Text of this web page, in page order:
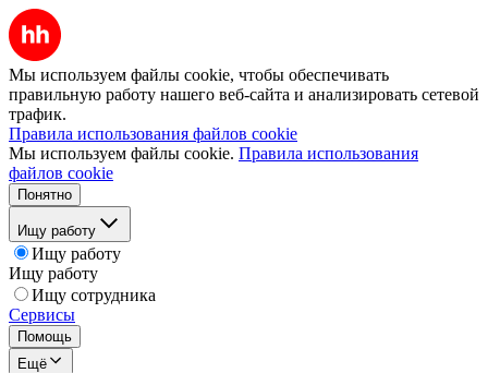
Мы используем файлы cookie, чтобы обеспечивать
правильную работу нашего веб-сайта и анализировать сетевой
трафик.
Правила использования файлов cookie
Мы используем файлы cookie. Правила использования
файлов cookie
Понятно
Ищу работу
Ищу работу
Ищу работу
Ищу сотрудника
Сервисы
Помощь
Ещё